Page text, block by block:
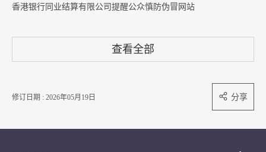
香港银行同业结算有限公司提醒公众慎防伪冒网站
查看全部
修订日期 : 2026年05月19日 分享